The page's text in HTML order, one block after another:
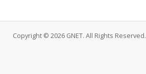
Copyright © 2026 GNET. All Rights Reserved.